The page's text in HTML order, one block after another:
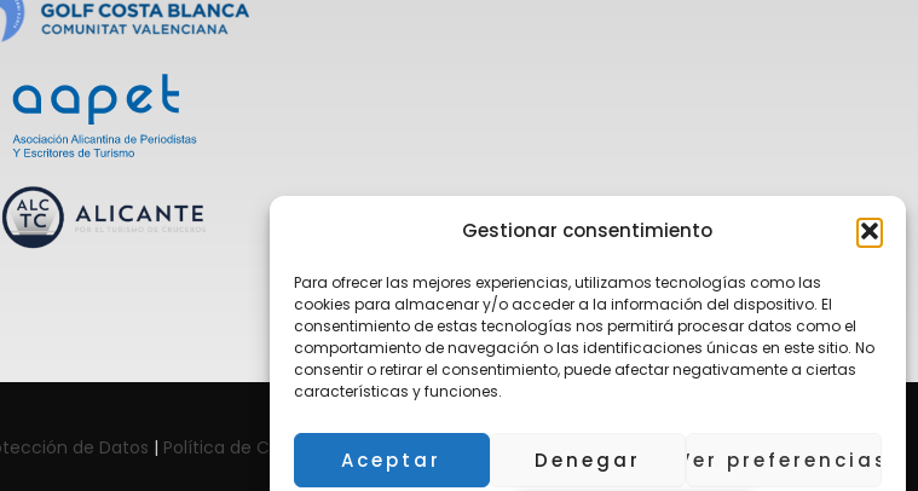
Gestionar consentimiento
Para ofrecer las mejores experiencias, utilizamos tecnologías como las
cookies para almacenar y/o acceder a la información del dispositivo. El
consentimiento de estas tecnologías nos permitirá procesar datos como el
comportamiento de navegación o las identificaciones únicas en este sitio. No
consentir o retirar el consentimiento, puede afectar negativamente a ciertas
características y funciones.
Aceptar Denegar Ver preferencias
de Datos | Política de Cookies